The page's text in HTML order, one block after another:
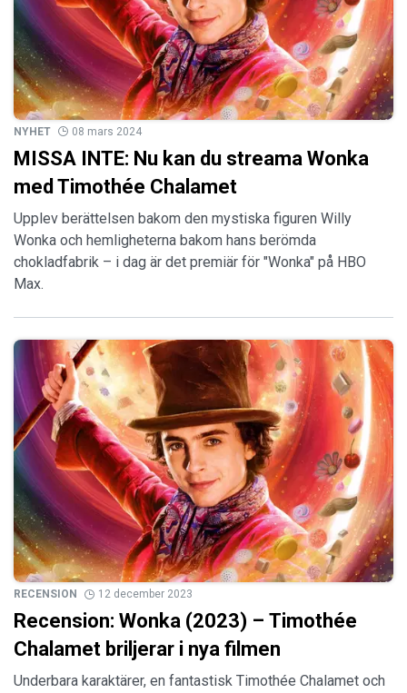
NYHET 08 mars 2024
MISSA INTE: Nu kan du streama Wonka
med Timothée Chalamet
Upplev berättelsen bakom den mystiska figuren Willy
Wonka och hemligheterna bakom hans berömda
chokladfabrik – i dag är det premiär för "Wonka" på HBO
Max.
RECENSION 12 december 2023
Recension: Wonka (2023) – Timothée
Chalamet briljerar i nya filmen
Underbara karaktärer, en fantastisk Timothée Chalamet och